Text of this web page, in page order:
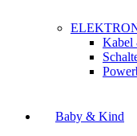
Kabel
Baby & Kind